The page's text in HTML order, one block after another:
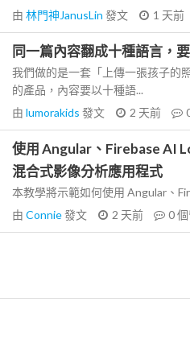
由 林門神JanusLin 發文 1 天前
同一篇內容翻成十種語言，
我們做的是一套「上傳一張孩子的
的產品，內容要以十種語...
由 lumorakids 發文 2 天前
使用 Angular、Firebase AI
混合式影像分析應用程式
本教學將示範如何使用 Angular、
由 Connie發文 2 天前 0